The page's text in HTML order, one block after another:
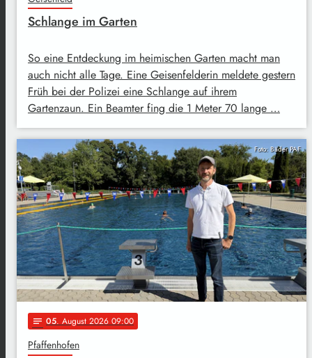
Schlange im Garten
So eine Entdeckung im heimischen Garten macht man
auch nicht alle Tage. Eine Geisenfelderin meldete gestern
Früh bei der Polizei eine Schlange auf ihrem
Gartenzaun. Ein Beamter fing die 1 Meter 70 lange …
Foto: Bäder PAF
notes 05. August 2026 09:00
Pfaffenhofen